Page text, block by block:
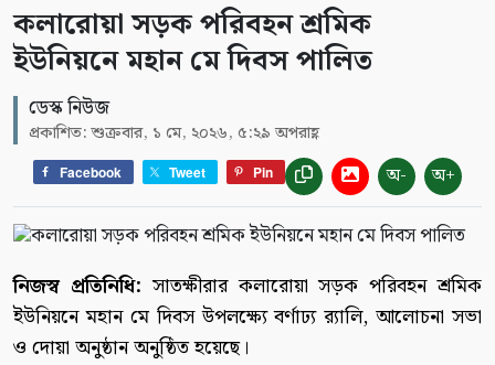
কলারোয়া সড়ক পরিবহন শ্রমিক
ইউনিয়নে মহান মে দিবস পালিত
ডেস্ক নিউজ
প্রকাশিত: শুক্রবার, ১ মে, ২০২৬, ৫:২৯ অপরাহ্ণ
Facebook Tweet Pin অ- অ+
নিজস্ব প্রতিনিধি:সাতক্ষীরার কলারোয়া সড়ক পরিবহন শ্রমিক
ইউনিয়নে মহান মে দিবস উপলক্ষ্যে বর্ণাঢ্য র‌্যালি, আলোচনা সভা
ও দোয়া অনুষ্ঠান অনুষ্ঠিত হয়েছে।